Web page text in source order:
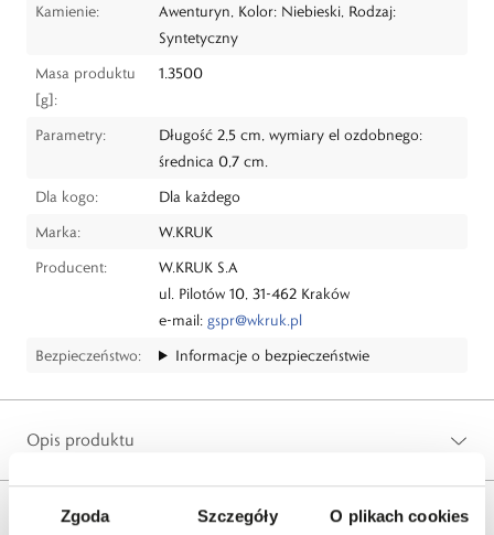
Zgoda Szczegóły O plikach cookies
Kamienie:
Awenturyn, Kolor: Niebieski, Rodzaj:
Syntetyczny
Masa produktu
[g]:
1.3500
Parametry:
Długość 2,5 cm, wymiary el ozdobnego:
średnica 0,7 cm.
Dla kogo:
Dla każdego
Marka:
W.KRUK
Producent:
W.KRUK S.A
ul. Pilotów 10, 31-462 Kraków
e-mail: gspr@wkruk.pl
Bezpieczeństwo:
Informacje o bezpieczeństwie
Opis produktu
Wysyłka